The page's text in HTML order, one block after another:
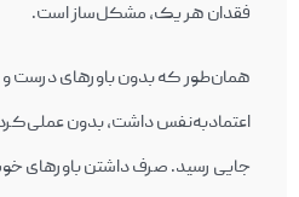
فقدان هر یک، مشکل‌ساز است.
جایی رسید. صرف داشتن باورهای